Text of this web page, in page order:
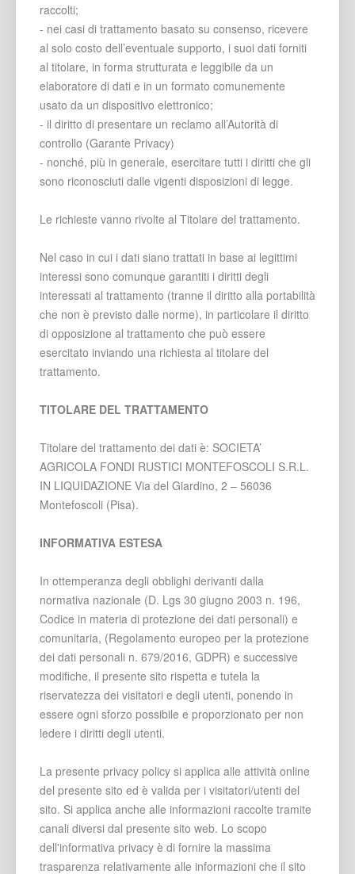
raccolti;
- nei casi di trattamento basato su consenso, ricevere
al solo costo dell’eventuale supporto, i suoi dati forniti
al titolare, in forma strutturata e leggibile da un
elaboratore di dati e in un formato comunemente
usato da un dispositivo elettronico;
- il diritto di presentare un reclamo all’Autorità di
controllo (Garante Privacy)
- nonché, più in generale, esercitare tutti i diritti che gli
sono riconosciuti dalle vigenti disposizioni di legge.
Le richieste vanno rivolte al Titolare del trattamento.
Nel caso in cui i dati siano trattati in base ai legittimi
interessi sono comunque garantiti i diritti degli
interessati al trattamento (tranne il diritto alla portabilità
che non è previsto dalle norme), in particolare il diritto
di opposizione al trattamento che può essere
esercitato inviando una richiesta al titolare del
trattamento.
TITOLARE DEL TRATTAMENTO
Titolare del trattamento dei dati è: SOCIETA’
AGRICOLA FONDI RUSTICI MONTEFOSCOLI S.R.L.
IN LIQUIDAZIONE Via del Giardino, 2 – 56036
Montefoscoli (Pisa).
INFORMATIVA ESTESA
In ottemperanza degli obblighi derivanti dalla
normativa nazionale (D. Lgs 30 giugno 2003 n. 196,
Codice in materia di protezione dei dati personali) e
comunitaria, (Regolamento europeo per la protezione
dei dati personali n. 679/2016, GDPR) e successive
modifiche, il presente sito rispetta e tutela la
riservatezza dei visitatori e degli utenti, ponendo in
essere ogni sforzo possibile e proporzionato per non
ledere i diritti degli utenti.
La presente privacy policy si applica alle attività online
del presente sito ed è valida per i visitatori/utenti del
sito. Si applica anche alle informazioni raccolte tramite
canali diversi dal presente sito web. Lo scopo
dell'informativa privacy è di fornire la massima
trasparenza relativamente alle informazioni che il sito